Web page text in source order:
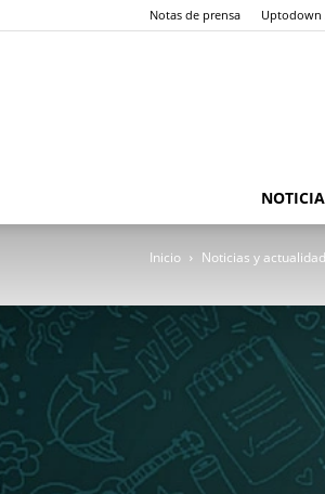
Notas de prensa Uptodown
Inicio Noticias y actualidad